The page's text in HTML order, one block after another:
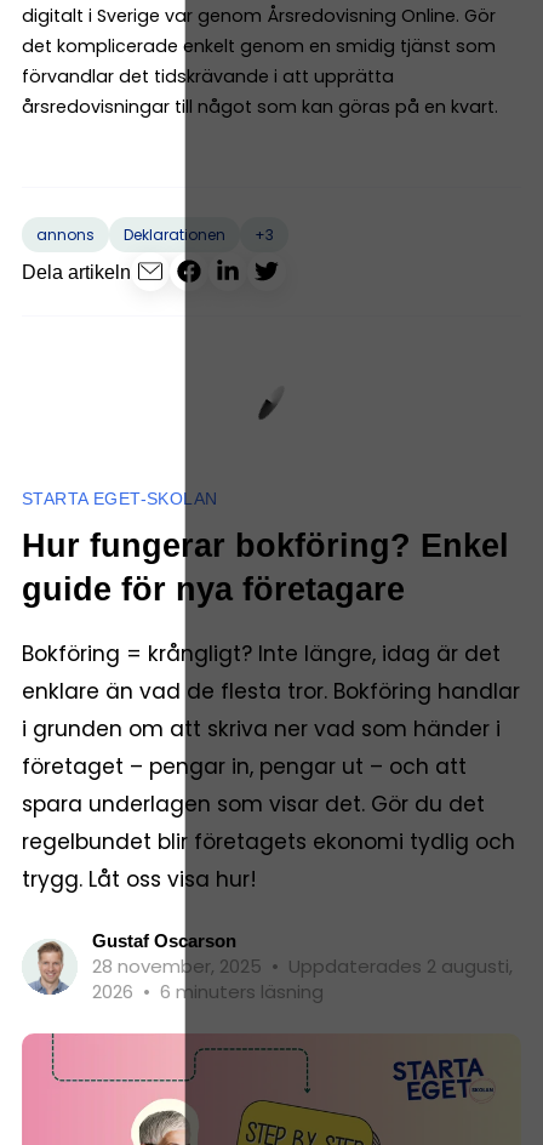
digitalt i Sverige var genom Årsredovisning Online. Gör
det komplicerade enkelt genom en smidig tjänst som
förvandlar det tidskrävande i att upprätta
årsredovisningar till något som kan göras på en kvart.
annons Deklarationen
+3
Dela artikeln
STARTA EGET-SKOLAN
Hur fungerar bokföring? Enkel
guide för nya företagare
Bokföring = krångligt? Inte längre, idag är det
enklare än vad de flesta tror. Bokföring handlar
i grunden om att skriva ner vad som händer i
företaget – pengar in, pengar ut – och att
spara underlagen som visar det. Gör du det
regelbundet blir företagets ekonomi tydlig och
trygg. Låt oss visa hur!
Gustaf Oscarson
28 november, 2025 • Uppdaterades 2 augusti,
2026 • 6 minuters läsning